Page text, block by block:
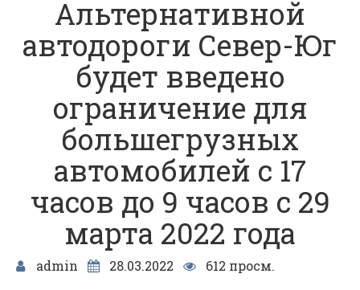
Альтернативной
автодороги Север-Юг
будет введено
ограничение для
большегрузных
автомобилей с 17
часов до 9 часов с 29
марта 2022 года
admin 28.03.2022
612 просм.